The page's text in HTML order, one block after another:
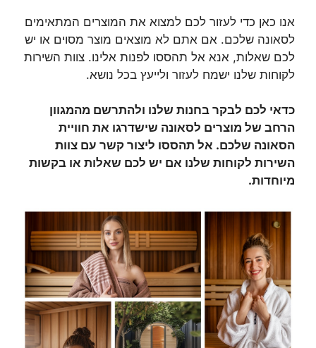
אנו כאן כדי לעזור לכם למצוא את המוצרים המתאימים
לסאונה שלכם. אם אתם לא מוצאים מוצר מסוים או יש
לכם שאלות, אנא אל תהססו לפנות אלינו. צוות השירות
לקוחות שלנו ישמח לעזור ולייעץ בכל נושא.
כדאי לכם לבקר בחנות שלנו ולהתרשם מהמגוון
הרחב של מוצרים לסאונה שישדרגו את חוויית
הסאונה שלכם. אל תהססו ליצור קשר עם צוות
השירות לקוחות שלנו אם יש לכם שאלות או בקשות
מיוחדות.